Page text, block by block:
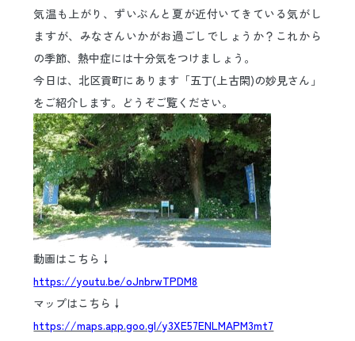
気温も上がり、ずいぶんと夏が近付いてきている気がし
ますが、みなさんいかがお過ごしでしょうか？これから
の季節、熱中症には十分気をつけましょう。
今日は、北区貢町にあります「五丁(上古閑)の妙見さん」
をご紹介します。どうぞご覧ください。
動画はこちら↓
https://youtu.be/oJnbrwTPDM8
マップはこちら↓
https://maps.app.goo.gl/y3XE57ENLMAPM3mt7